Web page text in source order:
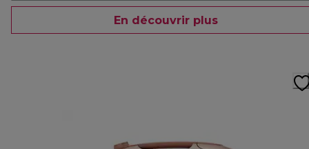
En découvrir plus